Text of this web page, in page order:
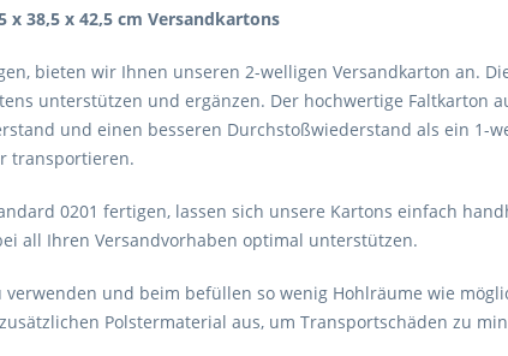
x 38,5 x 42,5 cm Versandkartons
bieten wir Ihnen unseren 2-welligen Versandkarton an.
unterstützen und ergänzen. Der hochwertige Faltkarton
und einen besseren Durchstoßwiederstand als ein 1-
transportieren.
0201 fertigen, lassen sich unsere Kartons einfach
all Ihren Versandvorhaben optimal unterstützen.
und beim befüllen so wenig Hohlräume wie
Polstermaterial aus, um Transportschäden zu